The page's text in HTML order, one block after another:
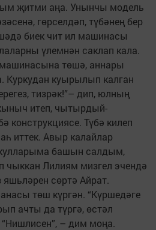
җитми аңа. Унынчы модель
гөрселдәп, түбәнең бер
биек чит ил машинасы
үлемнән саклап кала.
төшә, аннары
куырылып калган
тизрәк!”– дип, юлның
итеп, чытырдый-
конструкциясе. Түбә килеп
иттек. Авыр калайлар
башын салдым,
чыккан Лилиям мизгел эчендә
сөртә Айрат.
төш күргән. “Күршедәге
ачты да түргә, өстәл
– дим моңа.